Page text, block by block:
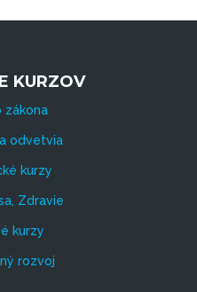
KURZOV
zákona
odvetvia
kurzy
Zdravie
kurzy
rozvoj